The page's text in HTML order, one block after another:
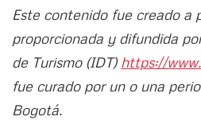
Este contenido fue creado a
proporcionada y difundida
de Turismo (IDT) https://
fue curado por un o una
Bogotá.